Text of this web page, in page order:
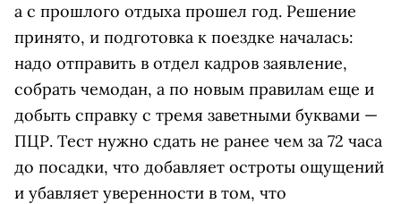
а с прошлого отдыха прошел год. Решение
принято, и подготовка к поездке началась:
надо отправить в отдел кадров заявление,
собрать чемодан, а по новым правилам еще и
добыть справку с тремя заветными буквами —
ПЦР. Тест нужно сдать не ранее чем за 72 часа
до посадки, что добавляет остроты ощущений
и убавляет уверенности в том, что